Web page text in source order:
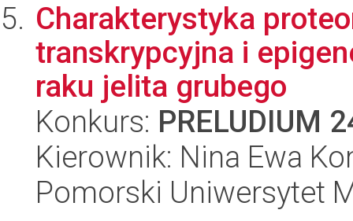
Charakterystyka
transkrypcyjna i
raku jelita grubego
Konkurs: PRELUDIUM
Kierownik: Nina Ewa
Pomorski Uniwersytet